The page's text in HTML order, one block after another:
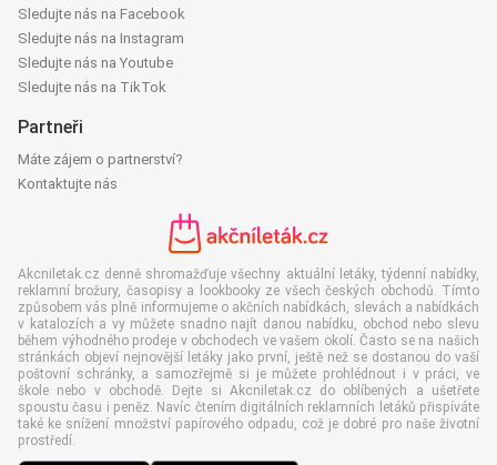
Sledujte nás na Facebook
Sledujte nás na Instagram
Sledujte nás na Youtube
Sledujte nás na TikTok
Partneři
Máte zájem o partnerství?
Kontaktujte nás
Akcniletak.cz denně shromažďuje všechny aktuální letáky, týdenní nabídky,
reklamní brožury, časopisy a lookbooky ze všech českých obchodů. Tímto
způsobem vás plně informujeme o akčních nabídkách, slevách a nabídkách
v katalozích a vy můžete snadno najít danou nabídku, obchod nebo slevu
během výhodného prodeje v obchodech ve vašem okolí. Často se na našich
stránkách objeví nejnovější letáky jako první, ještě než se dostanou do vaší
poštovní schránky, a samozřejmě si je můžete prohlédnout i v práci, ve
škole nebo v obchodě. Dejte si Akcniletak.cz do oblíbených a ušetřete
spoustu času i peněz. Navíc čtením digitálních reklamních letáků přispíváte
také ke snížení množství papírového odpadu, což je dobré pro naše životní
prostředí.